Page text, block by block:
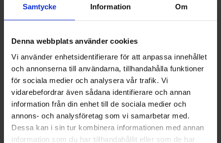
Samtycke Information Om
Denna webbplats använder cookies
Vi använder enhetsidentifierare för att anpassa innehållet
och annonserna till användarna, tillhandahålla funktioner
för sociala medier och analysera vår trafik. Vi
vidarebefordrar även sådana identifierare och annan
information från din enhet till de sociala medier och
annons- och analysföretag som vi samarbetar med.
Dessa kan i sin tur kombinera informationen med annan
information som du har tillhandahållit eller som de har
Nyheter
HÅLLBARHET
LANDSKRONA
NYA UPPDRAG
OHLSSONS REGION MITT